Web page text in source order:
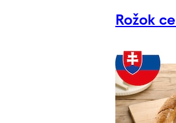
Rožok